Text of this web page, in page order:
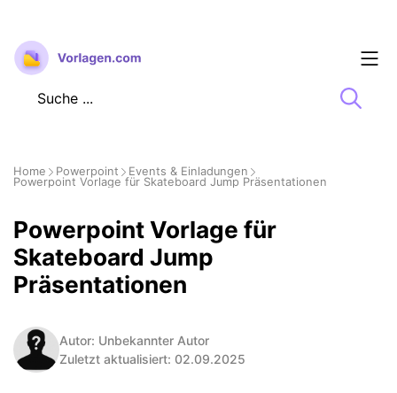
Zum
Inhalt
springen
Home Powerpoint
Events & Einladungen
Powerpoint Vorlage für Skateboard Jump Präsentationen
Powerpoint Vorlage für
Skateboard Jump
Präsentationen
Autor: Unbekannter Autor
Zuletzt aktualisiert: 02.09.2025